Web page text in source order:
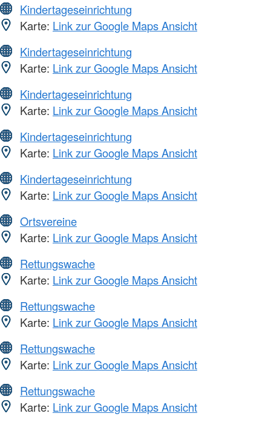
Kindertageseinrichtung
Karte: Link zur Google Maps Ansicht
Kindertageseinrichtung
Karte: Link zur Google Maps Ansicht
Kindertageseinrichtung
Karte: Link zur Google Maps Ansicht
Kindertageseinrichtung
Karte: Link zur Google Maps Ansicht
Kindertageseinrichtung
Karte: Link zur Google Maps Ansicht
Ortsvereine
Karte: Link zur Google Maps Ansicht
Rettungswache
Karte: Link zur Google Maps Ansicht
Rettungswache
Karte: Link zur Google Maps Ansicht
Rettungswache
Karte: Link zur Google Maps Ansicht
Rettungswache
Karte: Link zur Google Maps Ansicht